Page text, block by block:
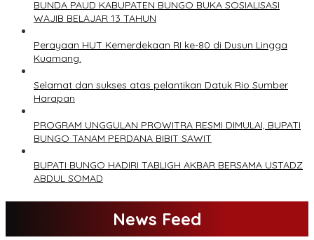
BUNDA PAUD KABUPATEN BUNGO BUKA SOSIALISASI
WAJIB BELAJAR 13 TAHUN
Perayaan HUT Kemerdekaan RI ke-80 di Dusun Lingga
Kuamang.
Selamat dan sukses atas pelantikan Datuk Rio Sumber
Harapan
PROGRAM UNGGULAN PROWITRA RESMI DIMULAI, BUPATI
BUNGO TANAM PERDANA BIBIT SAWIT
BUPATI BUNGO HADIRI TABLIGH AKBAR BERSAMA USTADZ
ABDUL SOMAD
News Feed